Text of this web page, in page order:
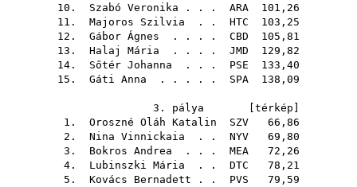
10. Szabó Veronika . . . ARA 101,26
11. Majoros Szilvia . . HTC 103,25
12. Gábor Ágnes . . . . CBD 105,81
13. Halaj Mária . . . . JMD 129,82
14. Sőtér Johanna . . . PSE 133,40
15. Gáti Anna . . . . . SPA 138,09
3. pálya [ térkép
1. Oroszné Oláh Katalin SZV 66,86
2. Nina Vinnickaia . . NYV 69,80
3. Bokros Andrea . . . MEA 72,26
4. Lubinszki Mária . . DTC 78,21
5. Kovács Bernadett . . PVS 79,59